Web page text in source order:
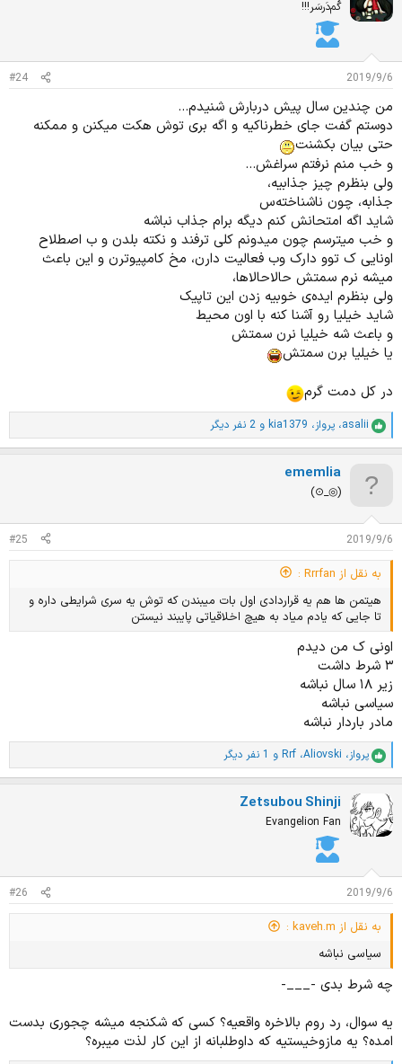
ا
ز
:
گُم‌دَرسَر!!!
2019/9/6
#24
من چندین سال پیش دربارش شنیدم...
دوستم گفت جای خطرناکیه و اگه بری توش هکت میکنن و ممکنه
حتی بیان بکشنت
و خب منم نرفتم سراغش...
ولی بنظرم چیز جذابیه،
جذابه، چون ناشناخته‌س
شاید اگه امتحانش کنم دیگه برام جذاب نباشه
و خب میترسم چون میدونم کلی ترفند و نکته بلدن و ب اصطلاح
اونایی ک توو دارک وب فعالیت دارن، مخ کامپیوترن و این باعث
میشه نرم سمتش حالاحالاها،
ولی بنظرم ایده‌ی خوبیه زدن این تاپیک
شاید خیلیا رو آشنا کنه با اون محیط
و باعث شه خیلیا نرن سمتش
یا خیلیا برن سمتش
در کل دمت گرم
ا
م
ت
:
asalii، پرواز، kia1379 و 2 نفر دیگر
ememlia
⁦(⊙_◎)⁩
2019/9/6
#25
به نقل از Rrrfan :
هیتمن ها هم یه قراردادی اول بات میبندن که توش یه سری شرایطی داره و
تا جایی که یادم میاد به هیچ اخلاقیاتی پایبند نیستن
اونی ک من دیدم
۳ شرط داشت
زیر ۱۸ سال نباشه
سیاسی نباشه
مادر باردار نباشه
ا
م
ت
ا
ز
:
پرواز، Aliovski، Rrf و 1 نفر دیگر
Zetsubou Shinji
Evangelion Fan
2019/9/6
#26
به نقل از kaveh.m :
سیاسی نباشه
چه شرط بدی -___-
یه سوال، رد روم بالاخره واقعیه؟ کسی که شکنجه میشه چجوری بدست
امده؟ یه مازوخیستیه که داوطلبانه از این کار لذت میبره؟